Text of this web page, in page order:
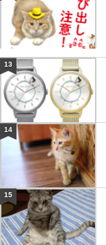
13
14
15